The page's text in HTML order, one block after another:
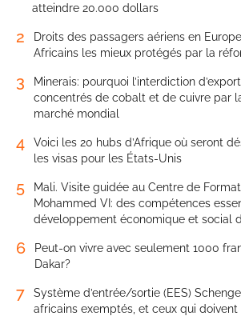
atteindre 20.000 dollars
2
Droits des passagers aériens en
Africains les mieux protégés par la
3
Minerais: pourquoi l’interdiction
concentrés de cobalt et de cuivre par
marché mondial
4
Voici les 20 hubs d’Afrique où seront
les visas pour les États-Unis
5
Mali. Visite guidée au Centre de
Mohammed VI: des compétences
développement économique et social
6
Peut-on vivre avec seulement 1000
Dakar?
7
Système d’entrée/sortie (EES)
africains exemptés, et ceux qui doivent